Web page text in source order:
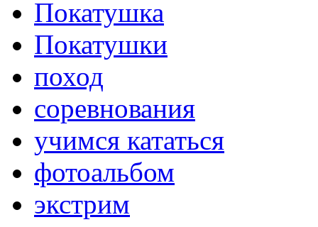
Покатушка
Покатушки
поход
соревнования
учимся кататься
фотоальбом
экстрим